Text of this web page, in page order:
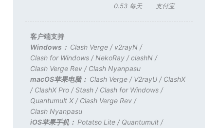
0.53 每天
支付宝
客户端支持
Windows： Clash Verge / v2rayN /
Clash for Windows / NekoRay /clashN /
Clash Verge Rev / Clash Nyanpasu
macOS苹果电脑： Clash Verge / V2rayU / ClashX
/ ClashX Pro /Stash / Clash for Windows /
Quantumult X / Clash Verge Rev /
Clash Nyanpasu
iOS苹果手机： Potatso Lite / Quantumult /